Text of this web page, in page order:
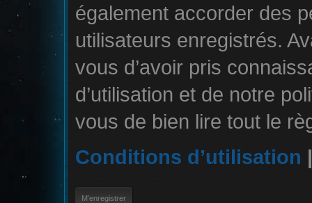
également accorder des
utilisateurs enregistrés.
vous d’avoir pris
d’utilisation et de notre
vous de bien lire tout le
Conditions d’utilisation
M’enregistrer